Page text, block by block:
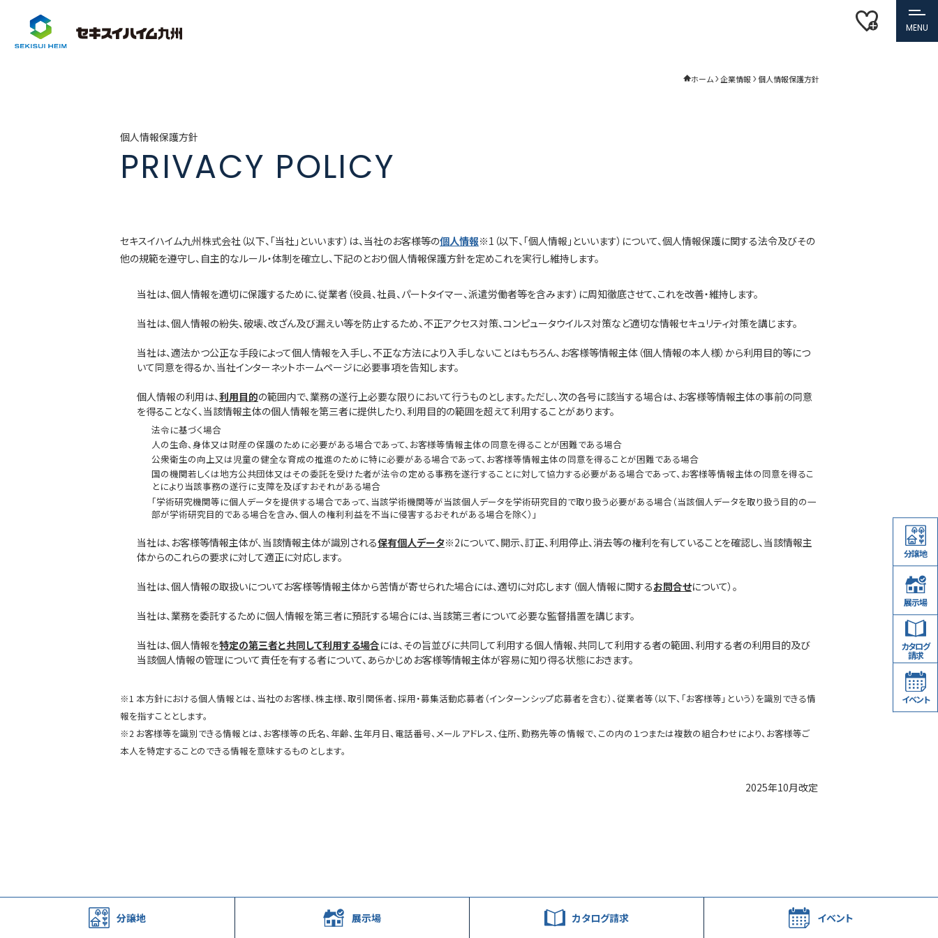
MENU
ホーム 企業情報 個人情報保護方針
個人情報保護方針
PRIVACY POLICY
セキスイハイム九州株式会社（以下、「当社」といいます）は、当社のお客様等の個人情報※1（以下、「個人情報」といいます）について、個人情報保護に関する法令及びその
他の規範を遵守し、自主的なルール・体制を確立し、下記のとおり個人情報保護方針を定めこれを実行し維持します。
当社は、個人情報を適切に保護するために、従業者（役員、社員、パートタイマー、派遣労働者等を含みます）に周知徹底させて、これを改善・維持します。
当社は、個人情報の紛失、破壊、改ざん及び漏えい等を防止するため、不正アクセス対策、コンピュータウイルス対策など適切な情報セキュリティ対策を講じます。
当社は、適法かつ公正な手段によって個人情報を入手し、不正な方法により入手しないことはもちろん、お客様等情報主体（個人情報の本人様）から利用目的等につ
いて同意を得るか、当社インターネットホームページに必要事項を告知します。
個人情報の利用は、利用目的の範囲内で、業務の遂行上必要な限りにおいて行うものとします。ただし、次の各号に該当する場合は、お客様等情報主体の事前の同意
を得ることなく、当該情報主体の個人情報を第三者に提供したり、利用目的の範囲を超えて利用することがあります。
法令に基づく場合
人の生命、身体又は財産の保護のために必要がある場合であって、お客様等情報主体の同意を得ることが困難である場合
公衆衛生の向上又は児童の健全な育成の推進のために特に必要がある場合であって、お客様等情報主体の同意を得ることが困難である場合
国の機関若しくは地方公共団体又はその委託を受けた者が法令の定める事務を遂行することに対して協力する必要がある場合であって、お客様等情報主体の同意を得るこ
とにより当該事務の遂行に支障を及ぼすおそれがある場合
「学術研究機関等に個人データを提供する場合であって、当該学術機関等が当該個人データを学術研究目的で取り扱う必要がある場合（当該個人データを取り扱う目的の一
部が学術研究目的である場合を含み、個人の権利利益を不当に侵害するおそれがある場合を除く）」
当社は、お客様等情報主体が、当該情報主体が識別される保有個人データ※2について、開示、訂正、利用停止、消去等の権利を有していることを確認し、当該情報主
体からのこれらの要求に対して適正に対応します。
当社は、個人情報の取扱いについてお客様等情報主体から苦情が寄せられた場合には、適切に対応します（個人情報に関するお問合せについて）。
当社は、業務を委託するために個人情報を第三者に預託する場合には、当該第三者について必要な監督措置を講じます。
当社は、個人情報を特定の第三者と共同して利用する場合には、その旨並びに共同して利用する個人情報、共同して利用する者の範囲、利用する者の利用目的及び
当該個人情報の管理について責任を有する者について、あらかじめお客様等情報主体が容易に知り得る状態におきます。
※1 本方針における個人情報とは、当社のお客様、株主様、取引関係者、採用・募集活動応募者（インターンシップ応募者を含む）、従業者等（以下、「お客様等」という）を識別できる情
報を指すこととします。
※2 お客様等を識別できる情報とは、お客様等の氏名、年齢、生年月日、電話番号、メールアドレス、住所、勤務先等の情報で、この内の１つまたは複数の組合わせにより、お客様等ご
本人を特定することのできる情報を意味するものとします。
2025年10月改定
分譲地
展示場
カタログ
請求
イベント
分譲地 展示場 カタログ請求 イベント